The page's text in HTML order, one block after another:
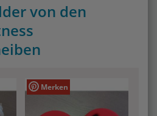
von den
Merken